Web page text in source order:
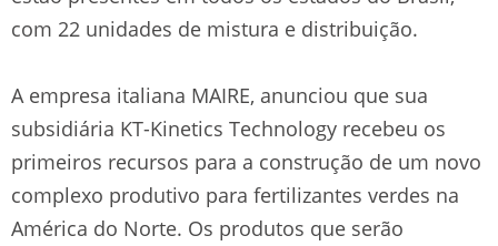
com 22 unidades de mistura e distribuição.
A empresa italiana MAIRE, anunciou que sua
subsidiária KT-Kinetics Technology recebeu os
primeiros recursos para a construção de um novo
complexo produtivo para fertilizantes verdes na
América do Norte. Os produtos que serão